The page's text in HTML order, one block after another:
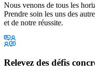
Nous venons de tous les
Prendre soin les uns des
et de notre réussite.
Relevez des défis